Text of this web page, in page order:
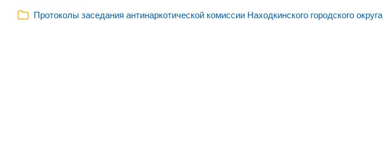
Протоколы заседания антинаркотической комиссии Находкинского городского округа